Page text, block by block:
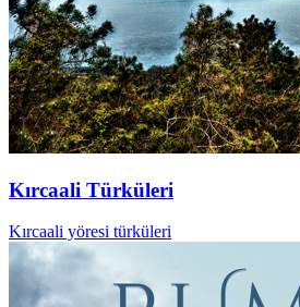
Kırcaali Türküleri
Kırcaali yöresi türküleri